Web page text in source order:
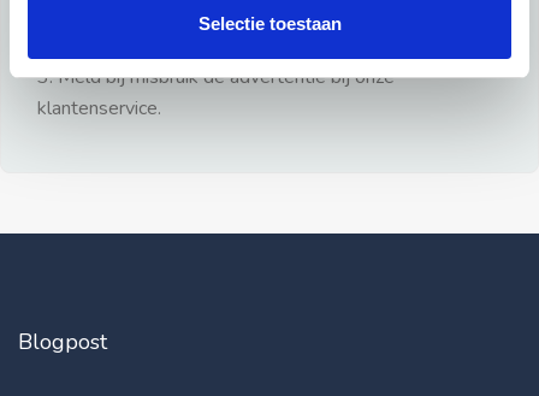
Selectie toestaan
3: Meld bij misbruik de advertentie bij onze
klantenservice.
Blogpost